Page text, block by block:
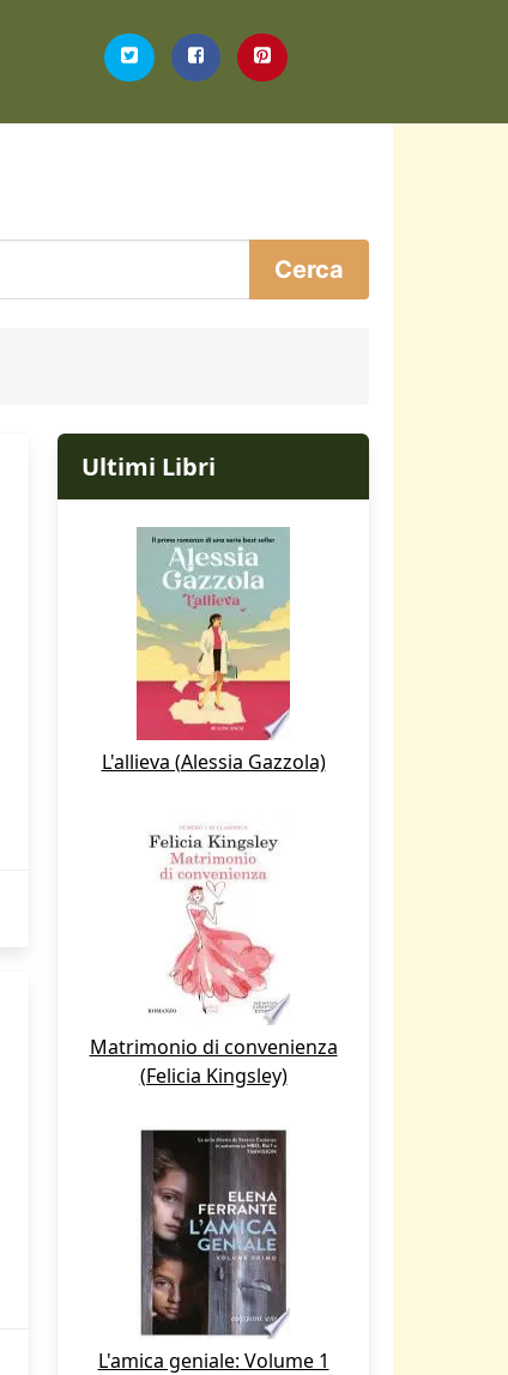
Ultimi Libri
L'allieva (Alessia Gazzola)
Matrimonio di convenienza
(Felicia Kingsley)
L'amica geniale: Volume 1